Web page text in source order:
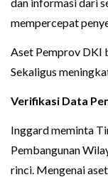
mempercepat
Aset Pemprov DKI
Sekaligus
Verifikasi Data
Inggard meminta
Pembangunan
rinci. Mengenai